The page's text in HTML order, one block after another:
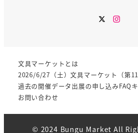
文具マーケットとは
2026/6/27（土）文具マーケット（第11
過去の開催データ 出展の申し込みFAQ
お問い合わせ
© 2024 Bungu Market All